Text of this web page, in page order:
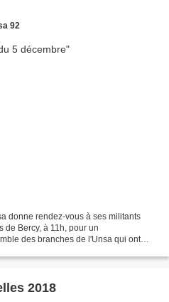
92
donne rendez-vous à ses militants
de Bercy, à 11h, pour un
des branches de l'Unsa qui ont
2018